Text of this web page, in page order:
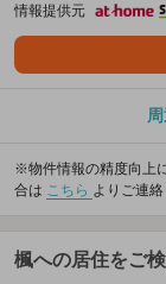
情報提供元
※物件情報の精度向上
合は こちら よりご連絡
楓への居住をご